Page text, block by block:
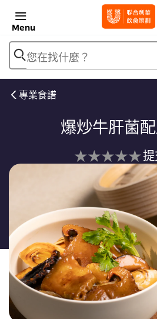
Menu
您在找什麼？
專業食譜
爆炒牛肝菌
没
有
为
这
个
提
交
评